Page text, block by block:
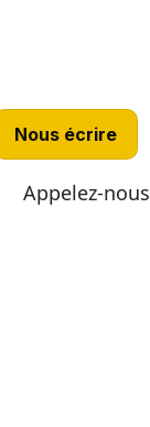
Nous écrire
Appelez-